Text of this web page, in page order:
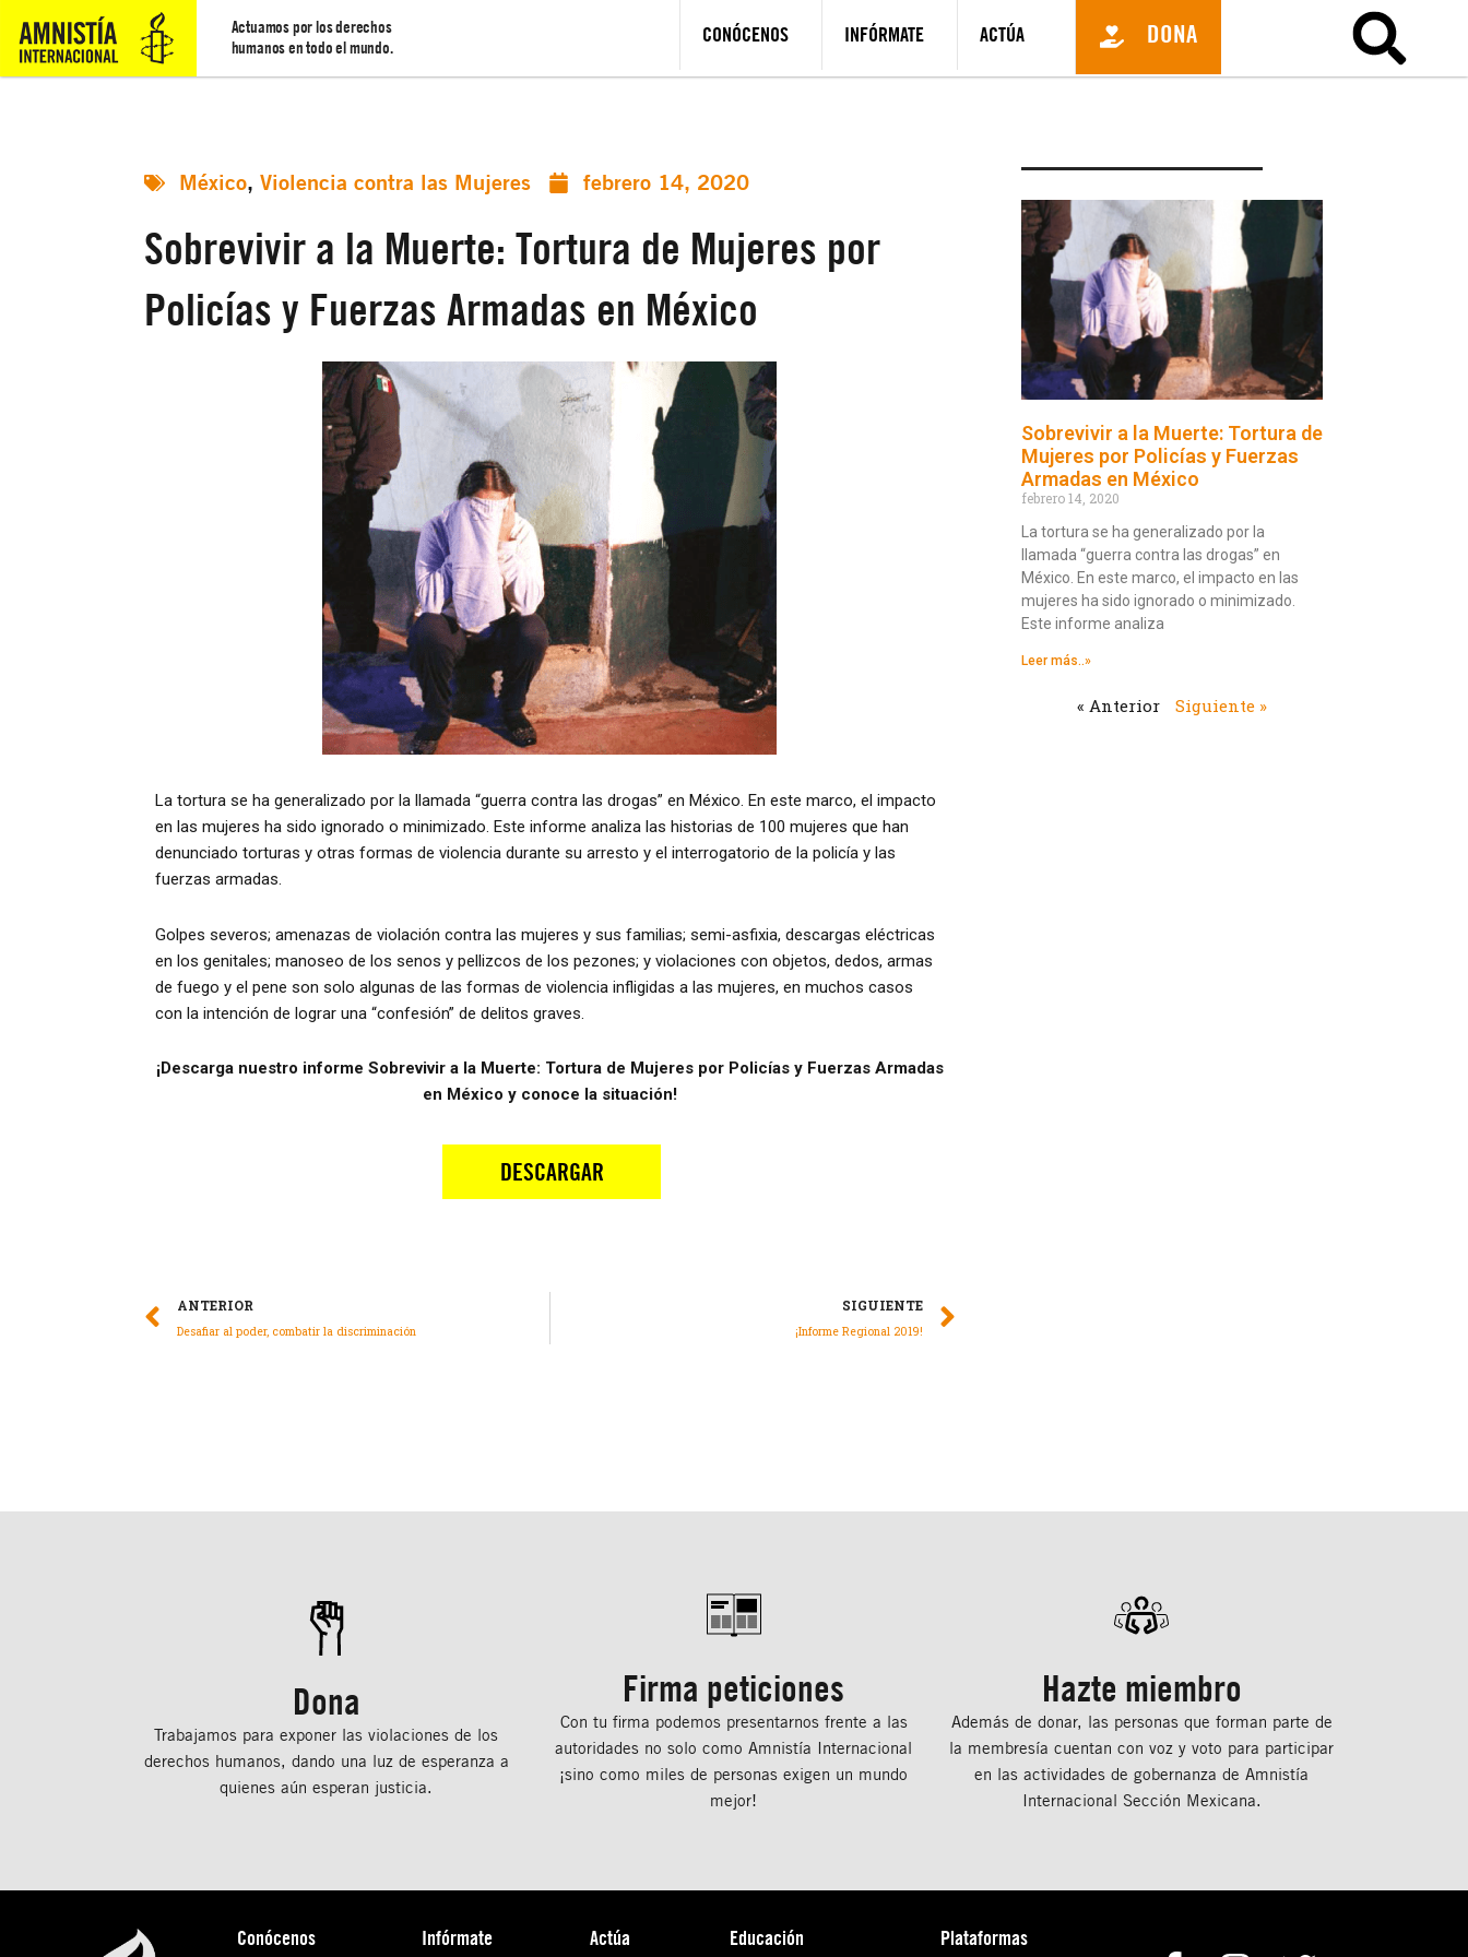
Actuamos por los derechos
humanos en todo el mundo.
CONÓCENOS INFÓRMATE ACTÚA DONA
México, Violencia contra las Mujeres febrero 14, 2020
Sobrevivir a la Muerte: Tortura de Mujeres por
Policías y Fuerzas Armadas en México
La tortura se ha generalizado por la llamada “guerra contra las drogas” en México. En este marco, el impacto
en las mujeres ha sido ignorado o minimizado. Este informe analiza las historias de 100 mujeres que han
denunciado torturas y otras formas de violencia durante su arresto y el interrogatorio de la policía y las
fuerzas armadas.
Golpes severos; amenazas de violación contra las mujeres y sus familias; semi-asfixia, descargas eléctricas
en los genitales; manoseo de los senos y pellizcos de los pezones; y violaciones con objetos, dedos, armas
de fuego y el pene son solo algunas de las formas de violencia infligidas a las mujeres, en muchos casos
con la intención de lograr una “confesión” de delitos graves.
¡Descarga nuestro informe Sobrevivir a la Muerte: Tortura de Mujeres por Policías y Fuerzas Armadas
en México y conoce la situación!
ANTERIOR
Desafiar al poder, combatir la discriminación
SIGUIENTE
¡Informe Regional 2019!
Sobrevivir a la Muerte: Tortura de
Mujeres por Policías y Fuerzas
Armadas en México
febrero 14, 2020
La tortura se ha generalizado por la
llamada “guerra contra las drogas” en
México. En este marco, el impacto en las
mujeres ha sido ignorado o minimizado.
Este informe analiza
Leer más..»
« Anterior Siguiente »
Dona
Trabajamos para exponer las violaciones de los
derechos humanos, dando una luz de esperanza a
quienes aún esperan justicia.
Firma peticiones
Con tu ﬁrma podemos presentarnos frente a las
autoridades no solo como Amnistía Internacional
¡sino como miles de personas exigen un mundo
mejor!
Hazte miembro
Además de donar, las personas que forman parte de
la membresía cuentan con voz y voto para participar
en las actividades de gobernanza de Amnistía
Internacional Sección Mexicana.
Conócenos Infórmate Actúa Educación Plataformas